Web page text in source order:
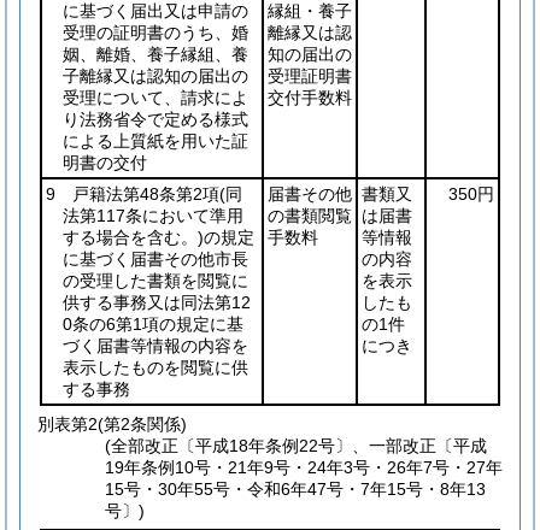
に基づく届出又は申請の
受理の証明書のうち、婚
姻、離婚、養子縁組、養
子離縁又は認知の届出の
受理について、請求によ
り法務省令で定める様式
による上質紙を用いた証
明書の交付
縁組・養子
離縁又は認
知の届出の
受理証明書
交付手数料
9 戸籍法第48条第2項(同
法第117条において準用
する場合を含む。)の規定
に基づく届書その他市長
の受理した書類を閲覧に
供する事務又は同法第12
0条の6第1項の規定に基
づく届書等情報の内容を
表示したものを閲覧に供
する事務
届書その他
の書類閲覧
手数料
書類又
は届書
等情報
の内容
を表示
したも
の1件
につき
350円
別表第2(第2条関係)
(全部改正〔平成18年条例22号〕、一部改正〔平成
19年条例10号・21年9号・24年3号・26年7号・27年
15号・30年55号・令和6年47号・7年15号・8年13
号〕)